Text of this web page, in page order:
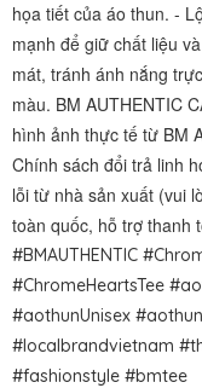
họa tiết của áo thun. -
mạnh để giữ chất liệu
mát, tránh ánh nắng
màu. BM AUTHENTIC
hình ảnh thực tế từ BM
Chính sách đổi trả linh
lỗi từ nhà sản xuất (vui
toàn quốc, hỗ trợ thanh
#BMAUTHENTIC
#ChromeHeartsTee
#aothunUnisex
#localbrandvietnam
#fashionstyle #bmtee